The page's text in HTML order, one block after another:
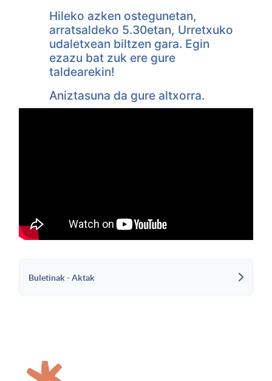
Hileko azken ostegunetan,
arratsaldeko 5.30etan, Urretxuko
udaletxean biltzen gara. Egin
ezazu bat zuk ere gure
taldearekin!
Aniztasuna da gure altxorra.
Buletinak - Aktak